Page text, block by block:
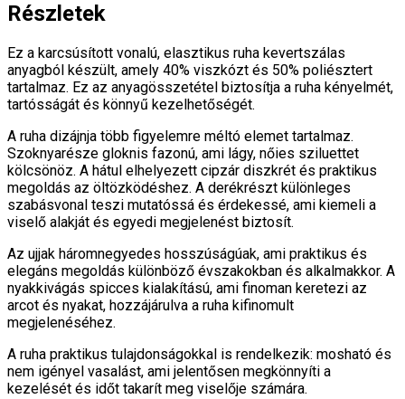
Részletek
Ez a karcsúsított vonalú, elasztikus ruha kevertszálas
anyagból készült, amely 40% viszkózt és 50% poliésztert
tartalmaz. Ez az anyagösszetétel biztosítja a ruha kényelmét,
tartósságát és könnyű kezelhetőségét.
A ruha dizájnja több figyelemre méltó elemet tartalmaz.
Szoknyarésze gloknis fazonú, ami lágy, nőies sziluettet
kölcsönöz. A hátul elhelyezett cipzár diszkrét és praktikus
megoldás az öltözködéshez. A derékrészt különleges
szabásvonal teszi mutatóssá és érdekessé, ami kiemeli a
viselő alakját és egyedi megjelenést biztosít.
Az ujjak háromnegyedes hosszúságúak, ami praktikus és
elegáns megoldás különböző évszakokban és alkalmakkor. A
nyakkivágás spicces kialakítású, ami finoman keretezi az
arcot és nyakat, hozzájárulva a ruha kifinomult
megjelenéséhez.
A ruha praktikus tulajdonságokkal is rendelkezik: mosható és
nem igényel vasalást, ami jelentősen megkönnyíti a
kezelését és időt takarít meg viselője számára.